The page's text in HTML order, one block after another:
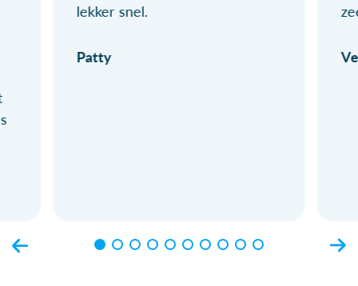
lekker snel.
Patty